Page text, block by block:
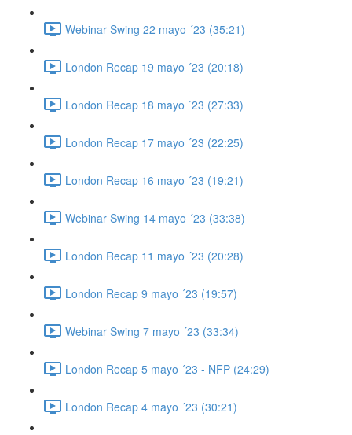
Webinar Swing 22 mayo ´23 (35:21)
London Recap 19 mayo ´23 (20:18)
London Recap 18 mayo ´23 (27:33)
London Recap 17 mayo ´23 (22:25)
London Recap 16 mayo ´23 (19:21)
Webinar Swing 14 mayo ´23 (33:38)
London Recap 11 mayo ´23 (20:28)
London Recap 9 mayo ´23 (19:57)
Webinar Swing 7 mayo ´23 (33:34)
London Recap 5 mayo ´23 - NFP (24:29)
London Recap 4 mayo ´23 (30:21)